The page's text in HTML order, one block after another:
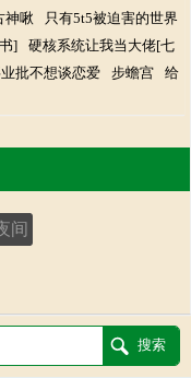
神啾
只有5t5被迫害的世界
]
硬核系统让我当大佬[七
批不想谈恋爱 步蟾宫
给
间